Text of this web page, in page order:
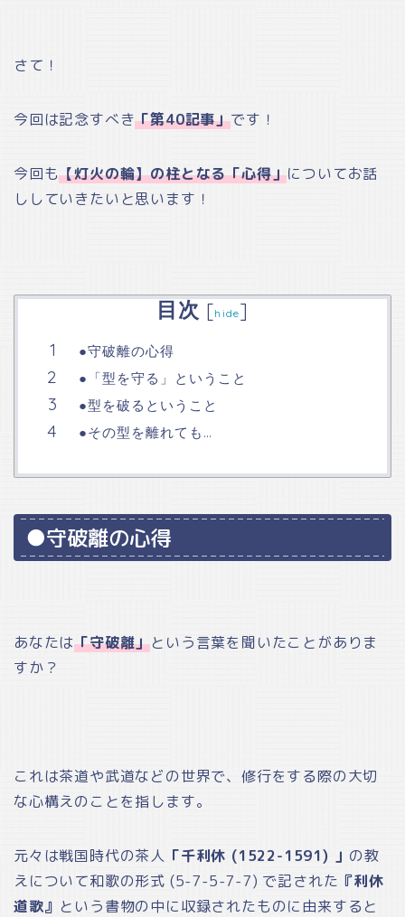
さて！
今回は記念すべき「第40記事」です！
今回も【灯火の輪】の柱となる「心得」についてお話
ししていきたいと思います！
目次 [hide]
●守破離の心得
●「型を守る」ということ
●型を破るということ
●その型を離れても…
●守破離の心得
あなたは「守破離」という言葉を聞いたことがありま
すか？
これは茶道や武道などの世界で、修行をする際の大切
な心構えのことを指します。
元々は戦国時代の茶人 「千利休 (1522-1591) 」 の教
えについて和歌の形式 (5-7-5-7-7) で記された 『利休
道歌』 という書物の中に収録されたものに由来すると